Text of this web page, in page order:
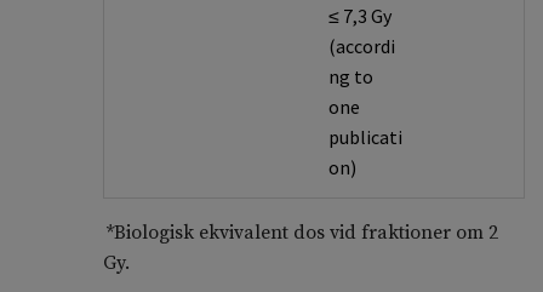
≤ 7,3 Gy
(accordi
ng to
one
publicati
on)
*Biologisk ekvivalent dos vid fraktioner om 2
Gy.